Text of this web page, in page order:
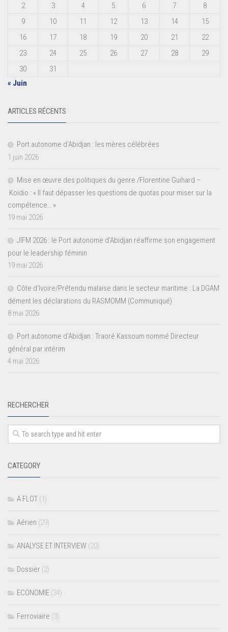
2
3 4 5 6 7
8
9
10 11 12 13 14
15
16
17 18 19 20 21
22
23
24 25 26 27 28
29
30
31
« Juin
ARTICLES RÉCENTS
Port autonome d’Abidjan : les mères célébrées
1 juin 2026
Mise en œuvre des politiques du genre /Florentine Guihard –
Koidio : « Il faut dépasser les questions de quotas pour miser sur la
compétence… »
19 mai 2026
JIFM 2026 : le Port autonome d’Abidjan réaffirme son engagement
pour le leadership féminin
19 mai 2026
Côte d’Ivoire/Prétendu malaise dans le secteur maritime : La DGAM
dément les déclarations du RASMOMM (Communiqué)
8 mai 2026
Port autonome d’Abidjan : Traoré Kassoum nommé Directeur
général par intérim
4 mai 2026
RECHERCHER
CATEGORY
A FLOT (1)
Aérien (29)
ANALYSE ET INTERVIEW (20)
Dossier (2)
ECONOMIE (34)
Ferroviaire (3)